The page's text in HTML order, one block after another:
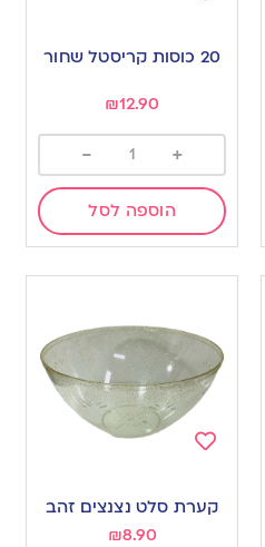
to
20 כוסות קריסטל שחור
₪12.90
+
-
הוספה לסל
to
wishlist
קערת סלט נצנצים זהב
₪8.90